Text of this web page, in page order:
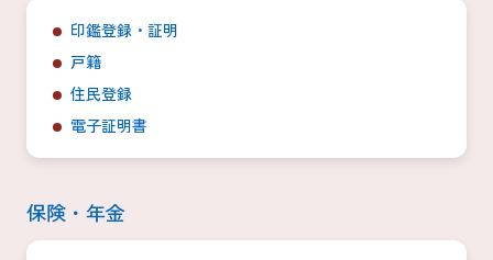
印鑑登録・証明
戸籍
住民登録
電子証明書
保険・年金